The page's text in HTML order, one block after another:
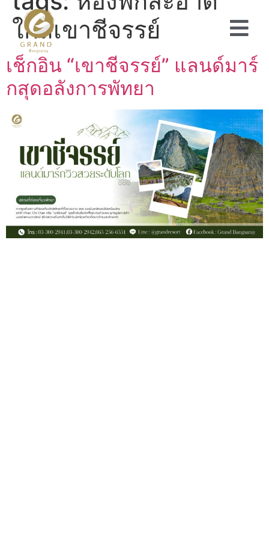
ใกล้เขาชีจรรย์
เช็กอิน “เขาชีจรรย์” แลนด์มาร์
กสุดอลังการพัทยา